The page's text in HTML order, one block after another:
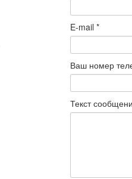
E-mail*
Ваш номер
Текст